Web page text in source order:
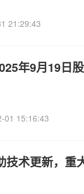
21:29:43
年9月19日
01 15:16:43
技术更新，重